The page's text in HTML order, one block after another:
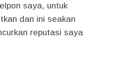
saya, untuk
dan ini seakan
reputasi saya